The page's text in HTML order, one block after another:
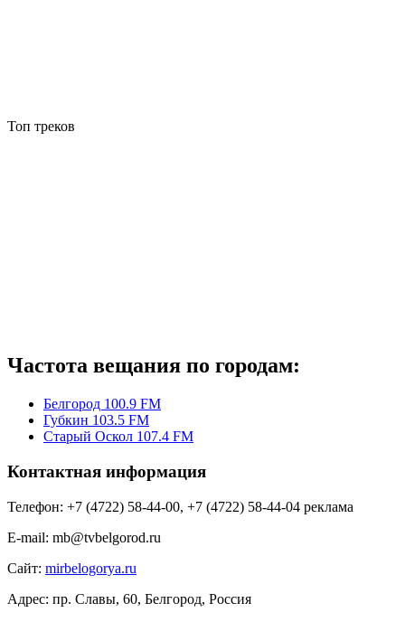
Топ треков
Частота вещания по городам:
Белгород 100.9 FM
Губкин 103.5 FM
Старый Оскол 107.4 FM
Контактная информация
Телефон: +7 (4722) 58-44-00, +7 (4722) 58-44-04 реклама
E-mail: mb@tvbelgorod.ru
Сайт: mirbelogorya.ru
Адрес: пр. Славы, 60, Белгород, Россия